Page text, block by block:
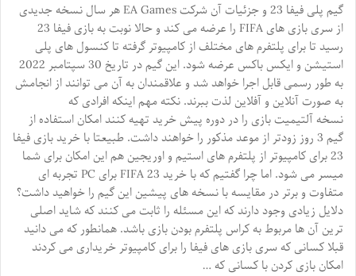
گیم پلی فیفا 23 و جزئیات آن شرکت EA Games هر سال نسخه جدیدی
از سری بازی های FIFA را عرضه می کند و حالا نوبت به بازی فیفا 23
رسید تا برای پلتفرم های مختلف از کامپیوتر گرفته تا کنسول های پلی
استیشن و ایکس باکس عرضه شود. این گیم در تاریخ 30 سپتامبر 2022
به طور رسمی قابل اجرا خواهد شد و علاقمندان به آن می توانند از انجامش
به صورت آنلاین و آفلاین لذت ببرند. نکته مهم اینکه افرادی که
نسخه آلتیمیت بازی را در دوره پیش خرید تهیه کنند امکان استفاده از
گیم 3 روز زودتر از موعد مذکور را خواهند داشت. طبیعتا با خرید بازی فیفا
23 برای کامپیوتر از پلتفرم های استیم و اوریجین هم این امکان برای شما
میسر می شود. اما چرا گفتیم که با خرید FIFA 23 برای PC تجربه ای
متفاوت و برتر در مقایسه با نسخه های پیشین این گیم را خواهید داشت؟
دلایل زیادی وجود دارند که این مسئله را ثابت می کنند که شاید اصلی
ترین آن ها مربوط به کراس پلتفرم بودن بازی باشد. همانطور که می دانید
قبلا کسانی که سری بازی های فیفا را برای کامپیوتر خریداری می کردند
امکان بازی کردن با کسانی که …